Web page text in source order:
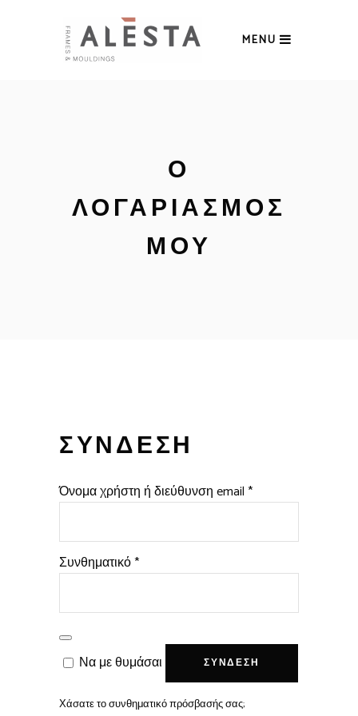
MENU
Ο
ΛΟΓΑΡΙΑΣΜΌΣ
ΜΟΥ
ΣΎΝΔΕΣΗ
Όνομα χρήστη ή διεύθυνση email*Απαιτείται
Συνθηματικό*Απαιτείται
Να με θυμάσαι ΣΎΝΔΕΣΗ
Χάσατε το συνθηματικό πρόσβασής σας;